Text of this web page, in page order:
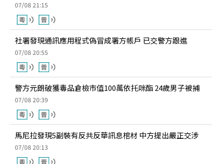
07/08 21:15
社署發現通訊應用程式偽冒成署方帳戶 已交警方跟進
07/08 20:55
警方元朗破獲毒品倉檢市值100萬依托咪酯 24歲男子被捕
07/08 20:39
馬尼拉發現5副裝有反共反華訊息棺材 中方提出嚴正交涉
07/08 20:13